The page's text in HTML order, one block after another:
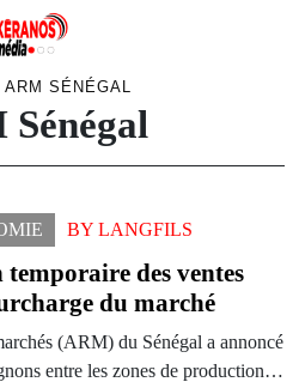
ARM SÉNÉGAL
BY LANGFILS
temporaire des ventes
du marché
(ARM) du Sénégal a annoncé
entre les zones de production…